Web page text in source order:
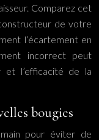
Comparez cet
de votre
l’écartement en
incorrect peut
et l’efficacité de la
bougies
pour éviter de